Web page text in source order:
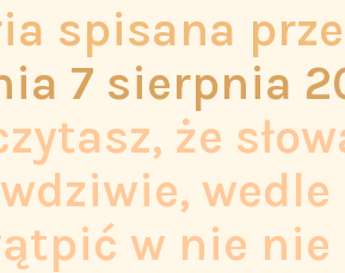
spisana
7 sierpnia
że
w nie nie